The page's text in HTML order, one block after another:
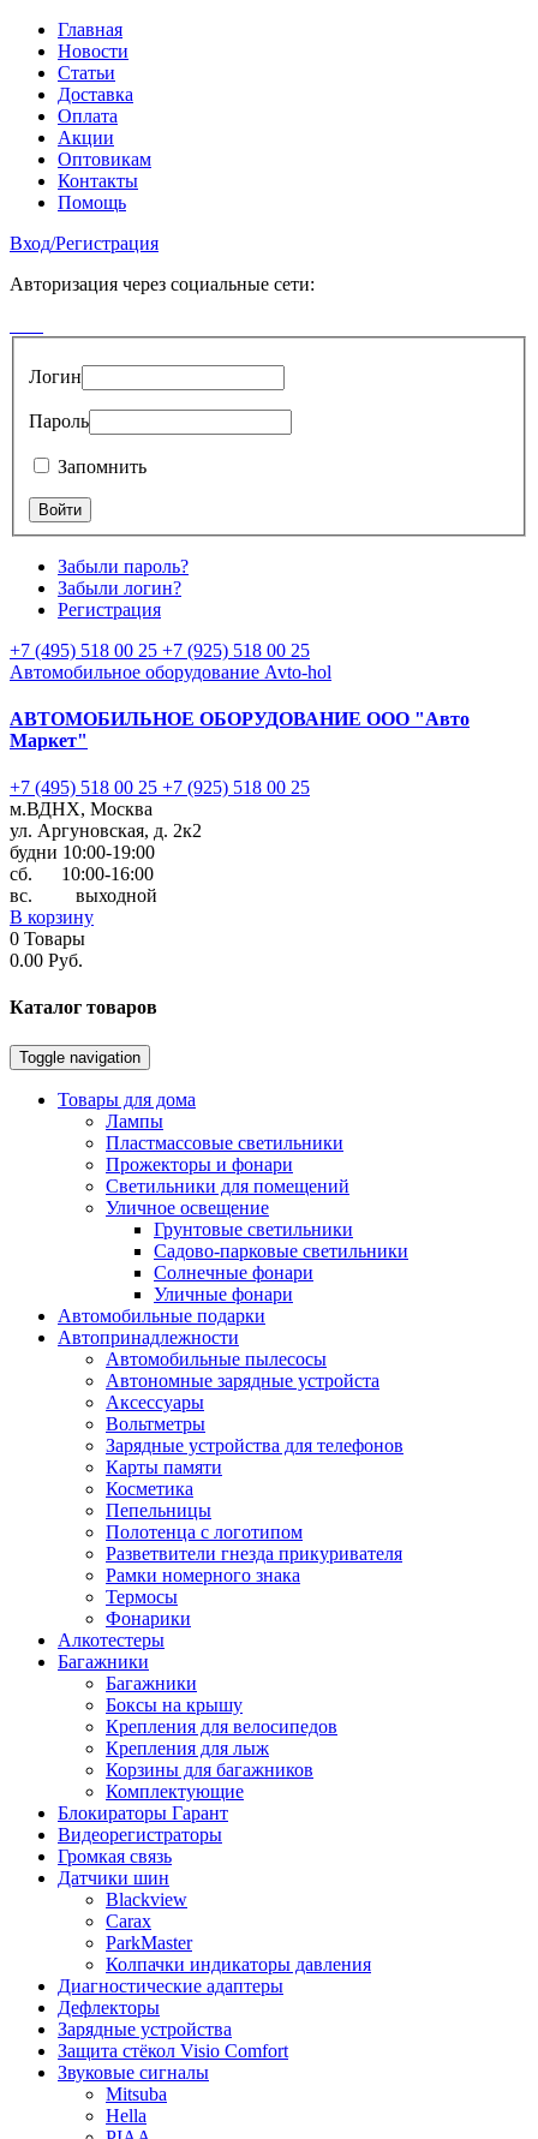
Главная
Новости
Статьи
Доставка
Оплата
Акции
Оптовикам
Контакты
Помощь
Вход/Регистрация
Авторизация через социальные сети:
Логин
Пароль
Запомнить
Забыли пароль?
Забыли логин?
Регистрация
+7 (495) 518 00 25 +7 (925) 518 00 25
Автомобильное оборудование Avto-hol
АВТОМОБИЛЬНОЕ ОБОРУДОВАНИЕ ООО "Авто
Маркет"
+7 (495) 518 00 25 +7 (925) 518 00 25
м.ВДНХ, Москва
ул. Аргуновская, д. 2к2
будни 10:00-19:00
cб. 10:00-16:00
вс. выходной
В корзину
0 Товары
0.00 Руб.
Каталог товаров
Toggle navigation
Товары для дома
Лампы
Пластмассовые светильники
Прожекторы и фонари
Светильники для помещений
Уличное освещение
Грунтовые светильники
Садово-парковые светильники
Солнечные фонари
Уличные фонари
Автомобильные подарки
Автопринадлежности
Автомобильные пылесосы
Автономные зарядные устройста
Аксессуары
Вольтметры
Зарядные устройства для телефонов
Карты памяти
Косметика
Пепельницы
Полотенца с логотипом
Разветвители гнезда прикуривателя
Рамки номерного знака
Термосы
Фонарики
Алкотестеры
Багажники
Багажники
Боксы на крышу
Крепления для велосипедов
Крепления для лыж
Корзины для багажников
Комплектующие
Блокираторы Гарант
Видеорегистраторы
Громкая связь
Датчики шин
Blackview
Carax
ParkMaster
Колпачки индикаторы давления
Диагностические адаптеры
Дефлекторы
Зарядные устройства
Защита стёкол Visio Comfort
Звуковые сигналы
Mitsuba
Hella